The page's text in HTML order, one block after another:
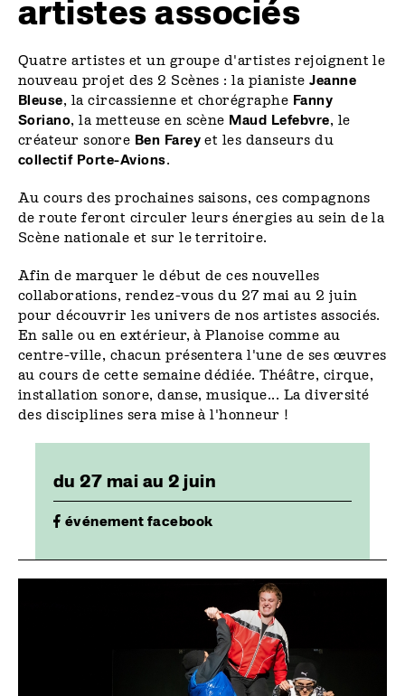
artistes associés
Quatre artistes et un groupe d'artistes rejoignent le
nouveau projet des 2 Scènes : la pianisteJeanne
Bleuse, la circassienne et chorégraphe Fanny
Soriano, la metteuse en scène Maud Lefebvre, le
créateur sonore Ben Farey et les danseurs du
collectif Porte-Avions.
Au cours des prochaines saisons, ces compagnons
de route feront circuler leurs énergies au sein de la
Scène nationale et sur le territoire.
Afin de marquer le début de ces nouvelles
collaborations, rendez-vous du 27 mai au 2 juin
pour découvrir les univers de nos artistes associés.
En salle ou en extérieur, à Planoise comme au
centre-ville, chacun présentera l'une de ses œuvres
au cours de cette semaine dédiée. Théâtre, cirque,
installation sonore, danse, musique... La diversité
des disciplines sera mise à l'honneur !
du 27 mai au 2 juin
événement facebook